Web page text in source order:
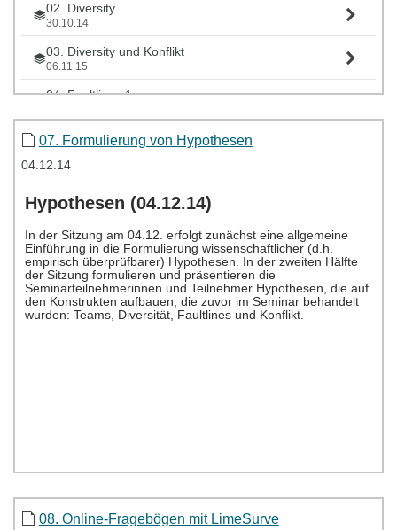
02. Diversity
30.10.14
03. Diversity und Konflikt
06.11.15
04. Faultlines 1
05. Faultlines 2
07. Formulierung von Hypothesen
04.12.14
08. Online-Fragebögen mit LimeSurve